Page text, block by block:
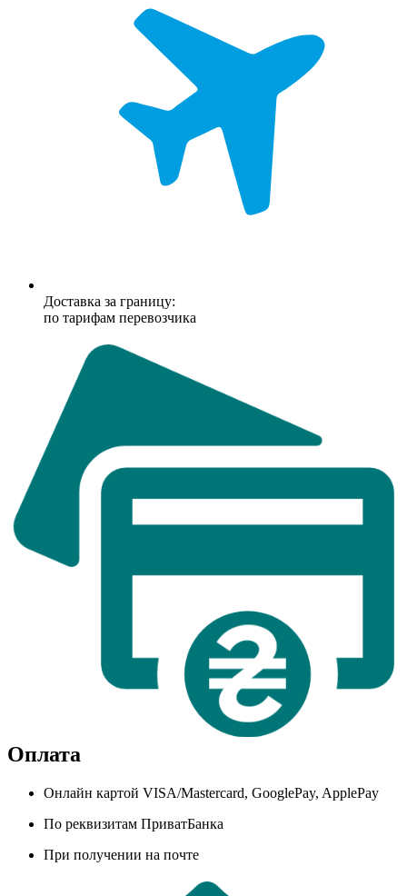
Доставка за границу:
по тарифам перевозчика
Оплата
Онлайн картой VISA/Mastercard, GooglePay, ApplePay
По реквизитам ПриватБанка
При получении на почте